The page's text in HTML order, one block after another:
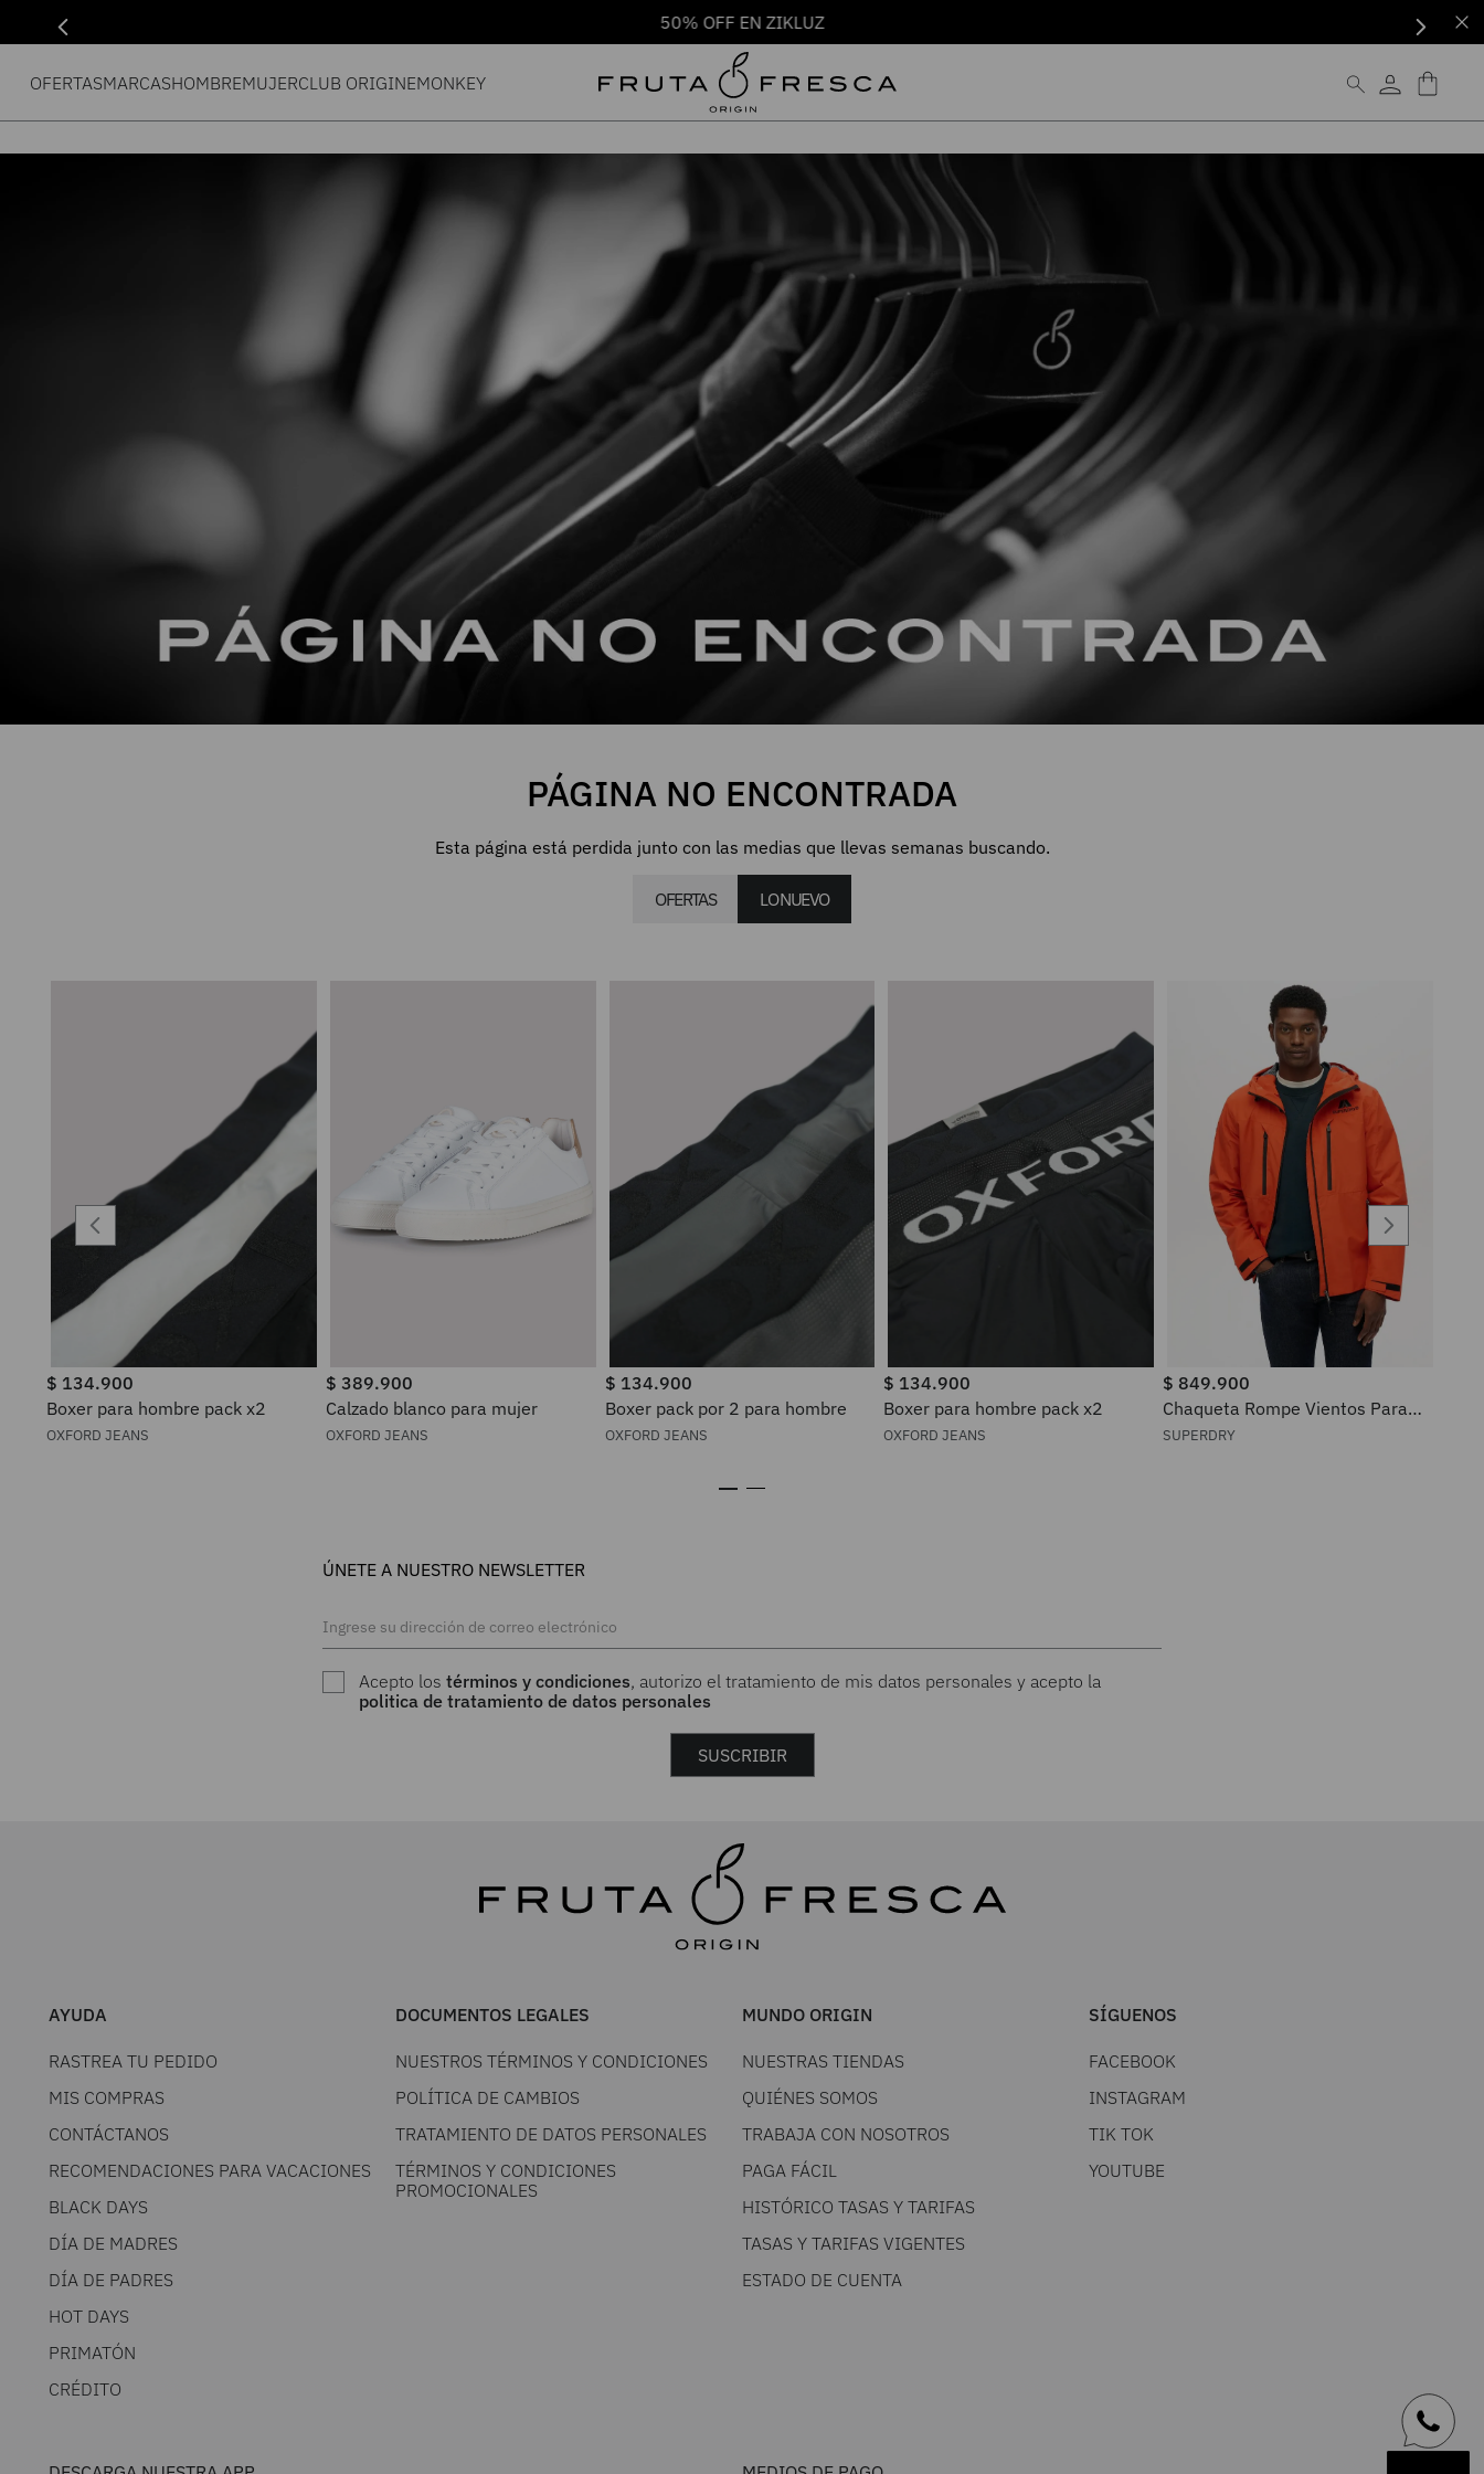
50% OFF EN ZIKLUZ
OFERTASMARCASHOMBREMUJERCLUB ORIGINEMONKEY
PÁGINA NO ENCONTRADA
Esta página está perdida junto con las medias que llevas semanas buscando.
OFERTAS LO NUEVO
$ 134.900
Boxer para hombre pack x2
OXFORD JEANS
$ 389.900
Calzado blanco para mujer
OXFORD JEANS
$ 134.900
Boxer pack por 2 para hombre
OXFORD JEANS
$ 134.900
Boxer para hombre pack x2
OXFORD JEANS
$ 849.900
Chaqueta Rompe Vientos Para
Hombre Waterproof Superdry
SUPERDRY
ÚNETE A NUESTRO NEWSLETTER
Acepto lostérminos y condiciones, autorizo el tratamiento de mis datos personales y acepto la
politica de tratamiento de datos personales
SUSCRIBIR
AYUDA
RASTREA TU PEDIDO
MIS COMPRAS
CONTÁCTANOS
RECOMENDACIONES PARA VACACIONES
BLACK DAYS
DÍA DE MADRES
DÍA DE PADRES
HOT DAYS
PRIMATÓN
CRÉDITO
DOCUMENTOS LEGALES
NUESTROS TÉRMINOS Y CONDICIONES
POLÍTICA DE CAMBIOS
TRATAMIENTO DE DATOS PERSONALES
TÉRMINOS Y CONDICIONES
PROMOCIONALES
MUNDO ORIGIN
NUESTRAS TIENDAS
QUIÉNES SOMOS
TRABAJA CON NOSOTROS
PAGA FÁCIL
HISTÓRICO TASAS Y TARIFAS
TASAS Y TARIFAS VIGENTES
ESTADO DE CUENTA
SÍGUENOS
FACEBOOK
INSTAGRAM
TIK TOK
YOUTUBE